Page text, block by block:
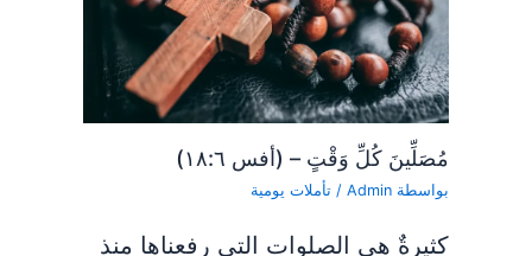
مُصَلِّينَ كُلِّ وَقْتٍ – (أفس ١٨:٦)
بواسطة Admin
/تأملات يومية
كثيرةٌ هي الصلوات التي رفعناها منذ